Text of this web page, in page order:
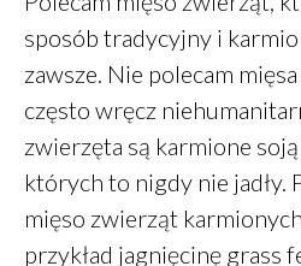
sposób tradycyjny i
zawsze. Nie polecam
często wręcz
zwierzęta są karmione
których to nigdy nie jadły.
mięso zwierząt
przykład jagnięcinę grass